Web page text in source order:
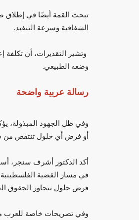
تبحث القمة أيضًا في إطلاق
الشفافية وسرعة التنفيذ.
وضعه الطبيعي.
رسالة عربية واضحة
وفي ظل الجهود المبذولة،
أو فرض أي حلول تنتقص من
أكد الدكتور أشرف سنجر،
في مسار القضية
فرض حلول تتجاوز الحقوق
وفي تصريحات خاصة للعرب